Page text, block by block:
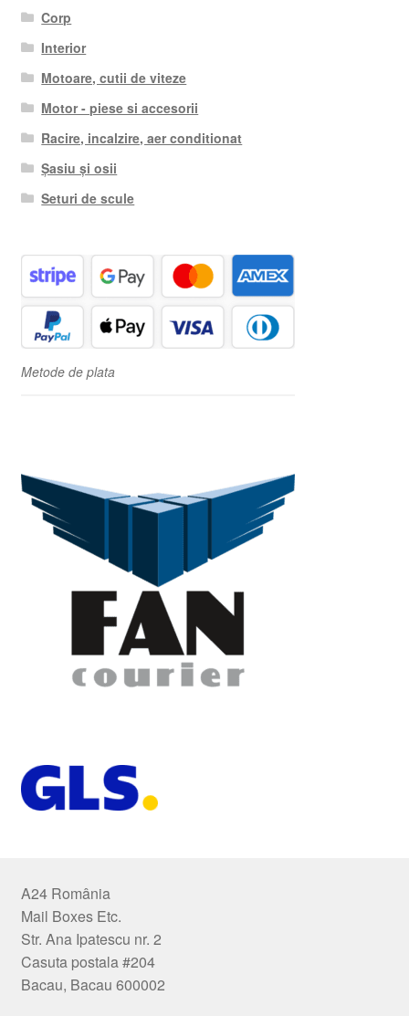
Corp
Interior
Motoare, cutii de viteze
Motor - piese si accesorii
Racire, incalzire, aer conditionat
Șasiu și osii
Seturi de scule
Metode de plata
A24 România
Mail Boxes Etc.
Str. Ana Ipatescu nr. 2
Casuta postala #204
Bacau, Bacau 600002